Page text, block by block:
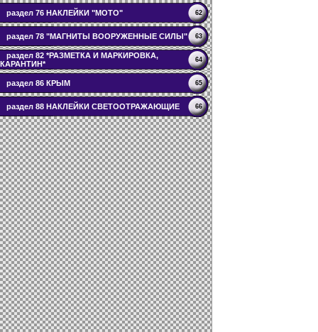
раздел 76 НАКЛЕЙКИ "МОТО" 62
раздел 78 "МАГНИТЫ ВООРУЖЕННЫЕ СИЛЫ" 63
раздел 82 *РАЗМЕТКА И МАРКИРОВКА,
КАРАНТИН*
64
раздел 86 КРЫМ 65
раздел 88 НАКЛЕЙКИ СВЕТООТРАЖАЮЩИЕ 66